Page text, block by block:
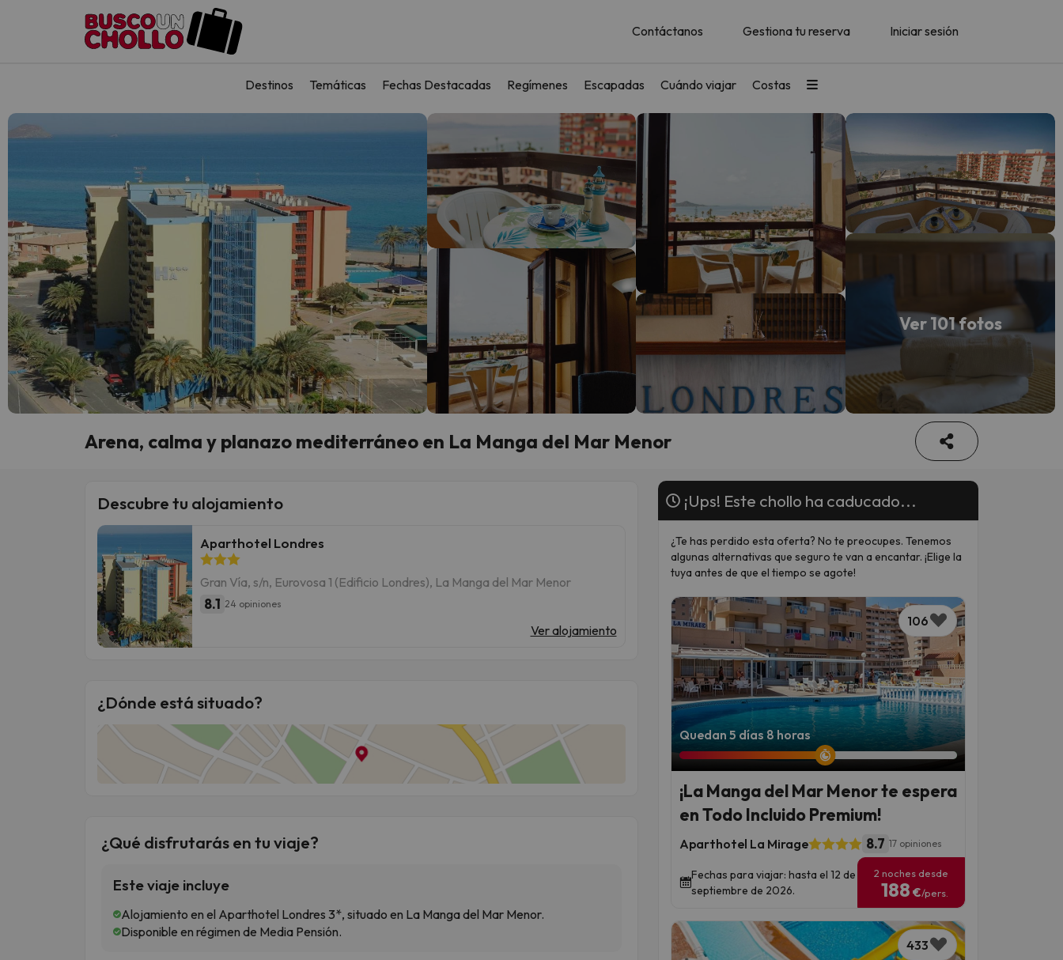
Contáctanos Gestiona tu reserva Iniciar sesión
Destinos Temáticas Fechas Destacadas Regímenes Escapadas Cuándo viajar Costas
Ver 101 fotos
Arena, calma y planazo mediterráneo en La Manga del Mar Menor
Descubre tu alojamiento
Aparthotel Londres
Gran Vía, s/n, Eurovosa 1 (Edificio Londres), La Manga del Mar Menor
8.1 24 opiniones
Ver alojamiento
¿Dónde está situado?
¿Qué disfrutarás en tu viaje?
Este viaje incluye
Alojamiento en el Aparthotel Londres 3*, situado en La Manga del Mar Menor.
Disponible en régimen de Media Pensión.
¡Ups! Este chollo ha caducado...
¿Te has perdido esta oferta? No te preocupes. Tenemos
algunas alternativas que seguro te van a encantar. ¡Elige la
tuya antes de que el tiempo se agote!
106
Quedan 5 días 8 horas
¡La Manga del Mar Menor te espera
en Todo Incluido Premium!
Aparthotel La Mirage 8.7 17 opiniones
Fechas para viajar: hasta el 12 de
septiembre de 2026.
2 noches desde
188 €/pers.
433